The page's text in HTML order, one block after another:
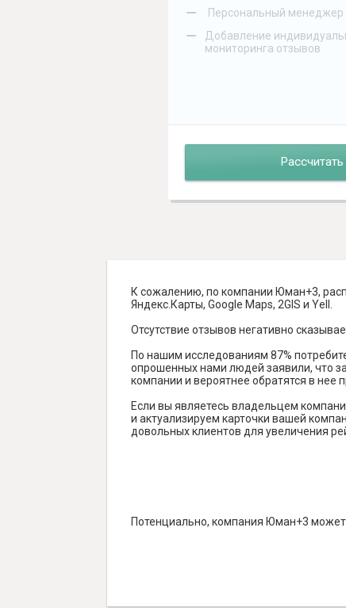
– Персональный менеджер
–
Добавление
мониторинга отзывов
К сожалению, по компании Юман+3,
Яндекс.Карты, Google Maps, 2GIS и Yell.
Отсутствие отзывов негативно
По нашим исследованиям 87%
опрошенных нами людей заявили, что
компании и вероятнее обратятся в нее
Если вы являетесь владельцем
и актуализируем карточки вашей
довольных клиентов для увеличения
Потенциально, компания Юман+3 может